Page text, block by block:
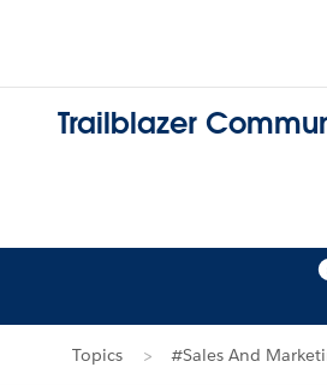
Trailblazer
Topics #Sales And